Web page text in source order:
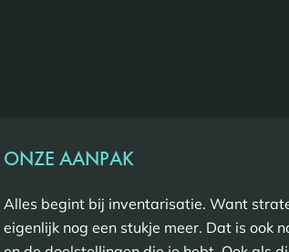
ONZE AANPAK
Alles begint bij inventarisatie. Want
eigenlijk nog een stukje meer. Dat is ook